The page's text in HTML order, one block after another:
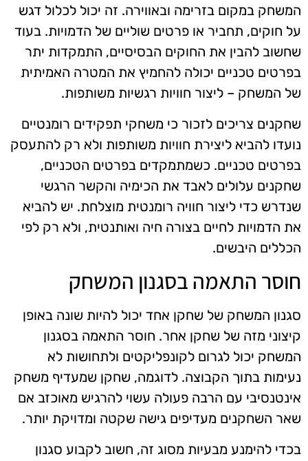
המשחק במקום בזרימה ובאווירה. זה יכול לכלול דגש
על חוקים, תחביר או פרטים שוליים של הדמויות. בעוד
שחשוב להבין את החוקים הבסיסיים, התמקדות יתר
בפרטים טכניים יכולה להחמיץ את המטרה האמיתית
של המשחק – ליצור חוויות רגשיות משותפות.
שחקנים צריכים לזכור כי משחקי תפקידים רומנטיים
נועדו להביא ליצירת חוויות משותפות ולא רק להתעסק
בפרטים טכניים. כשמתמקדים בפרטים הטכניים,
שחקנים עלולים לאבד את הכימיה והקשר הרגשי
שנדרש כדי ליצור חוויה רומנטית מוצלחת. יש להביא
את הדמויות לחיים בצורה חיה ואותנטית, ולא רק לפי
הכללים היבשים.
חוסר התאמה בסגנון המשחק
סגנון המשחק של שחקן אחד יכול להיות שונה באופן
קיצוני מזה של שחקן אחר. חוסר התאמה בסגנון
המשחק יכול לגרום לקונפליקטים ולתחושות לא
נעימות בתוך הקבוצה. לדוגמה, שחקן שמעדיף משחק
אינטנסיבי עם הרבה פעולה עשוי להרגיש מאוכזב אם
שאר השחקנים מעדיפים גישה שקטה ומדויקת יותר.
בכדי להימנע מבעיות מסוג זה, חשוב לקבוע סגנון